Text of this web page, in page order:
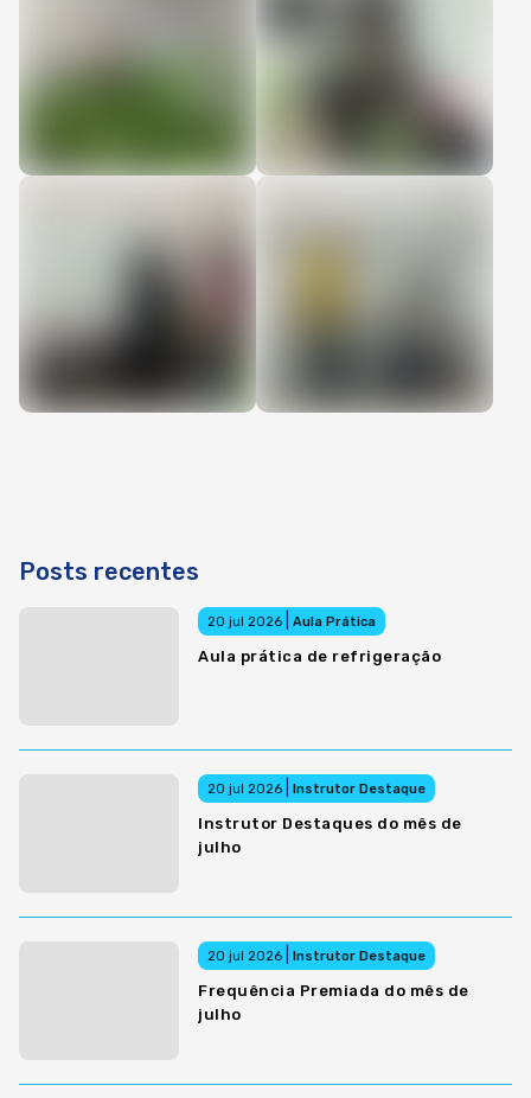
Posts recentes
20 jul 2026 Aula Prática
Aula prática de refrigeração
20 jul 2026 Instrutor Destaque
Instrutor Destaques do mês de
julho
20 jul 2026 Instrutor Destaque
Frequência Premiada do mês de
julho